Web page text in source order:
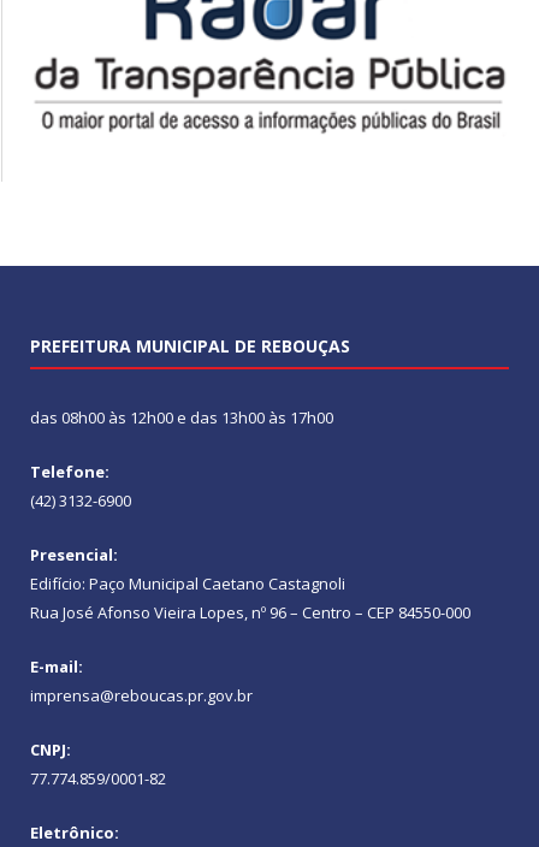
PREFEITURA MUNICIPAL DE REBOUÇAS
das 08h00 às 12h00 e das 13h00 às 17h00
Telefone:
(42) 3132-6900
Presencial:
Edifício: Paço Municipal Caetano Castagnoli
Rua José Afonso Vieira Lopes, nº 96 – Centro – CEP 84550-000
E-mail:
imprensa@reboucas.pr.gov.br
CNPJ:
77.774.859/0001-82
Eletrônico: